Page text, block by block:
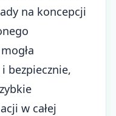
na koncepcji
bezpiecznie,
w całej